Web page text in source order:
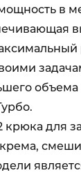
в
объема
для